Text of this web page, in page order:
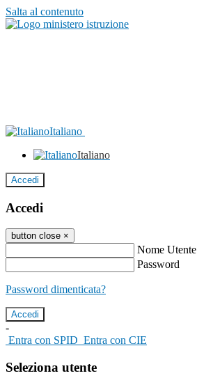
Salta al contenuto
Italiano
Italiano
Accedi
Accedi
button close ×
Nome Utente
Password
Password dimenticata?
-
Entra con SPID Entra con CIE
Seleziona utente